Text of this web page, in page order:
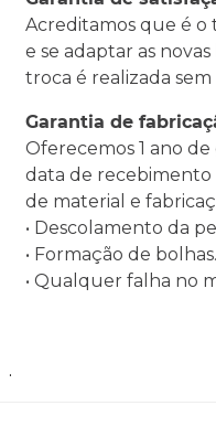
Acreditamos que é o
e se adaptar as
troca é realizada sem
Garantia de
Oferecemos 1 ano
data de
de material e
• Descolamento da
• Formação de bolhas.
• Qualquer falha no
.